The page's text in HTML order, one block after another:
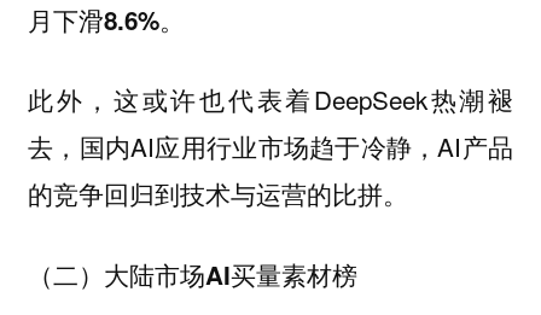
月下滑8.6%。
此外，这或许也代表着DeepSeek热潮褪
去，国内AI应用行业市场趋于冷静，AI产品
的竞争回归到技术与运营的比拼。
（二）大陆市场AI买量素材榜